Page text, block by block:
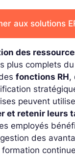
aux solutions
des
plus complets
fonctions RH,
peuvent
et retenir leurs
employés
des
formation